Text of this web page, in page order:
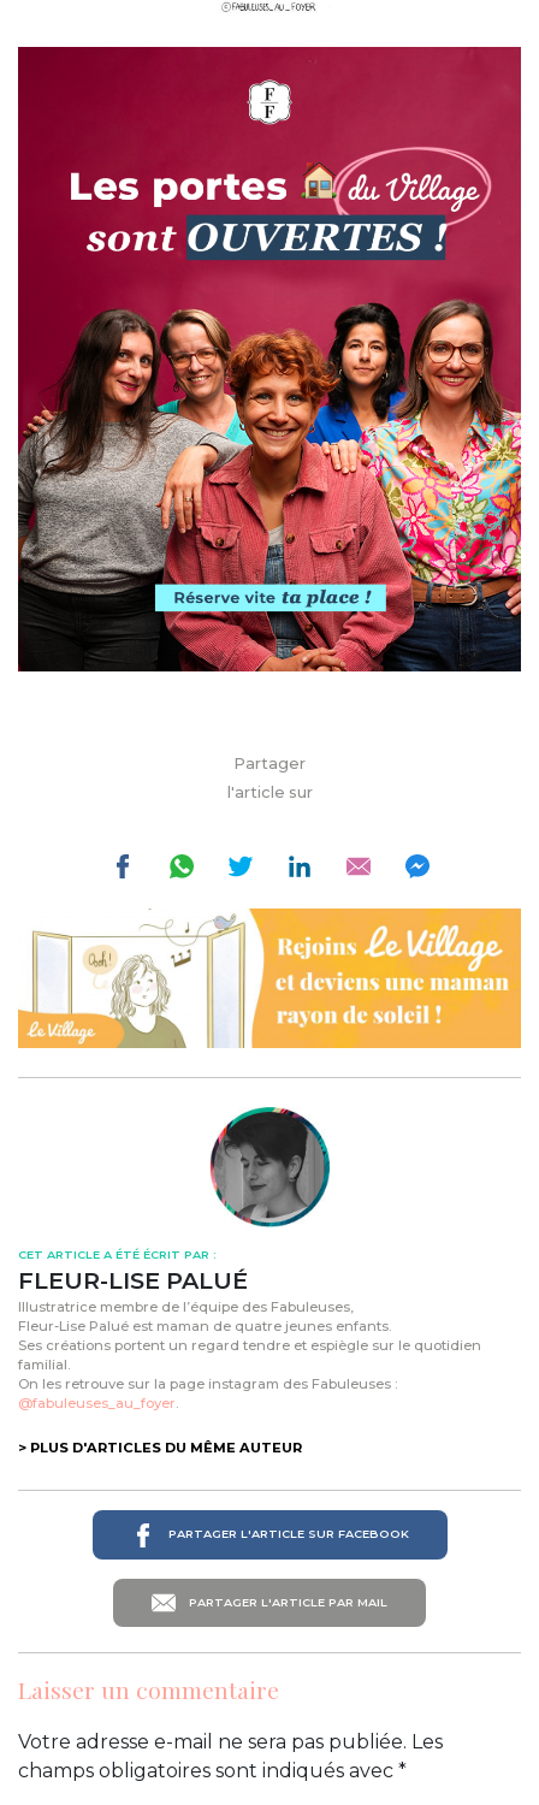
Partager
l'article sur
CET ARTICLE A ÉTÉ ÉCRIT PAR :
FLEUR-LISE PALUÉ
Illustratrice membre de l’équipe des Fabuleuses,
Fleur-Lise Palué est maman de quatre jeunes enfants.
Ses créations portent un regard tendre et espiègle sur le quotidien
familial.
On les retrouve sur la page instagram des Fabuleuses :
@fabuleuses_au_foyer.
> PLUS D'ARTICLES DU MÊME AUTEUR
PARTAGER L'ARTICLE SUR FACEBOOK
PARTAGER L'ARTICLE PAR MAIL
Laisser un commentaire
Votre adresse e-mail ne sera pas publiée. Les
champs obligatoires sont indiqués avec *